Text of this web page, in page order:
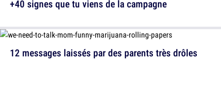
12 messages laissés par des parents très drôles
+40 signes que tu viens de la campagne